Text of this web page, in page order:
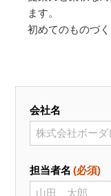
ます。
初めてのものづ
会社名
担当者名 (必須)